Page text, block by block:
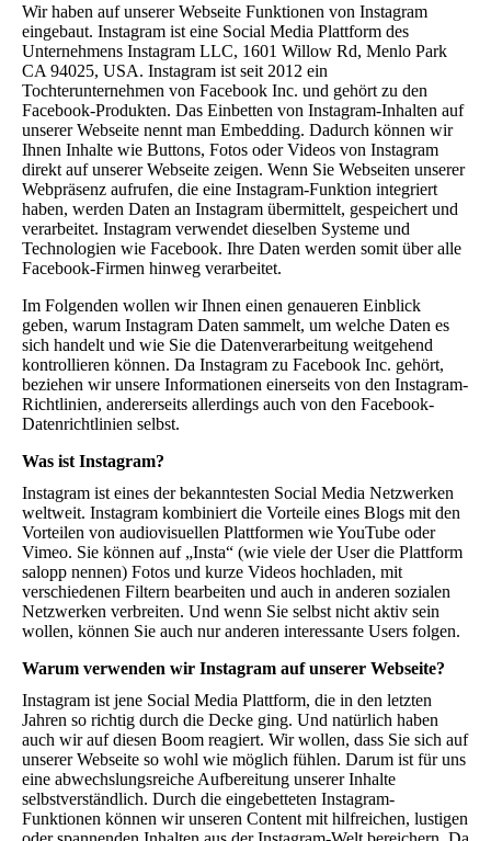
Wir haben auf unserer Webseite Funktionen von Instagram
eingebaut. Instagram ist eine Social Media Plattform des
Unternehmens Instagram LLC, 1601 Willow Rd, Menlo Park
CA 94025, USA. Instagram ist seit 2012 ein
Tochterunternehmen von Facebook Inc. und gehört zu den
Facebook-Produkten. Das Einbetten von Instagram-Inhalten auf
unserer Webseite nennt man Embedding. Dadurch können wir
Ihnen Inhalte wie Buttons, Fotos oder Videos von Instagram
direkt auf unserer Webseite zeigen. Wenn Sie Webseiten unserer
Webpräsenz aufrufen, die eine Instagram-Funktion integriert
haben, werden Daten an Instagram übermittelt, gespeichert und
verarbeitet. Instagram verwendet dieselben Systeme und
Technologien wie Facebook. Ihre Daten werden somit über alle
Facebook-Firmen hinweg verarbeitet.
Im Folgenden wollen wir Ihnen einen genaueren Einblick
geben, warum Instagram Daten sammelt, um welche Daten es
sich handelt und wie Sie die Datenverarbeitung weitgehend
kontrollieren können. Da Instagram zu Facebook Inc. gehört,
beziehen wir unsere Informationen einerseits von den Instagram-
Richtlinien, andererseits allerdings auch von den Facebook-
Datenrichtlinien selbst.
Was ist Instagram?
Instagram ist eines der bekanntesten Social Media Netzwerken
weltweit. Instagram kombiniert die Vorteile eines Blogs mit den
Vorteilen von audiovisuellen Plattformen wie YouTube oder
Vimeo. Sie können auf „Insta“ (wie viele der User die Plattform
salopp nennen) Fotos und kurze Videos hochladen, mit
verschiedenen Filtern bearbeiten und auch in anderen sozialen
Netzwerken verbreiten. Und wenn Sie selbst nicht aktiv sein
wollen, können Sie auch nur anderen interessante Users folgen.
Warum verwenden wir Instagram auf unserer Webseite?
Instagram ist jene Social Media Plattform, die in den letzten
Jahren so richtig durch die Decke ging. Und natürlich haben
auch wir auf diesen Boom reagiert. Wir wollen, dass Sie sich auf
unserer Webseite so wohl wie möglich fühlen. Darum ist für uns
eine abwechslungsreiche Aufbereitung unserer Inhalte
selbstverständlich. Durch die eingebetteten Instagram-
Funktionen können wir unseren Content mit hilfreichen, lustigen